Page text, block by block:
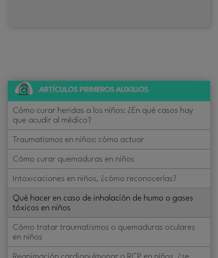
ARTÍCULOS PRIMEROS AUXILIOS
Cómo curar heridas a los niños: ¿En qué casos hay
que acudir al médico?
Traumatismos en niños: cómo actuar
Cómo curar quemaduras en niños
Intoxicaciones en niños, ¿cómo reconocerlas?
Qué hacer en caso de inhalación de humo o gases
tóxicos en niños
Cómo tratar traumatismos o quemaduras oculares
en niños